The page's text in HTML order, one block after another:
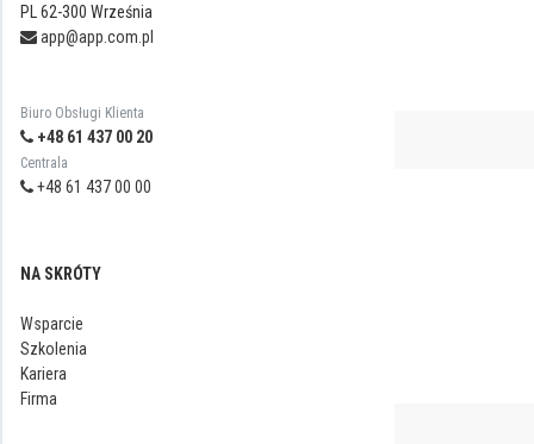
PL 62-300 Września
app@app.com.pl
Biuro Obsługi Klienta
+48 61 437 00 20
Centrala
+48 61 437 00 00
NA SKRÓTY
Wsparcie
Szkolenia
Kariera
Firma